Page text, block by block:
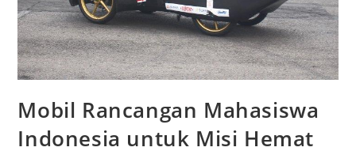
Mobil Rancangan Mahasiswa
Indonesia untuk Misi Hemat